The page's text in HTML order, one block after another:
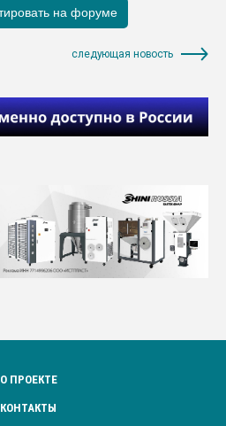
следующая новость
О ПРОЕКТЕ
КОНТАКТЫ